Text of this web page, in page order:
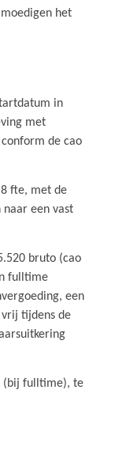
het
in
met
de cao
fte, met de
een vast
bruto (cao
fulltime
een
vrij tijdens de
(bij fulltime), te